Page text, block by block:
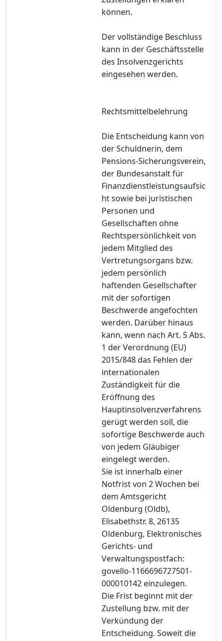
können.
Der vollständige Beschluss
kann in der Geschäftsstelle
des Insolvenzgerichts
eingesehen werden.
Rechtsmittelbelehrung
Die Entscheidung kann von
der Schuldnerin, dem
Pensions-Sicherungsverein,
der Bundesanstalt für
Finanzdienstleistungsaufsic
ht sowie bei juristischen
Personen und
Gesellschaften ohne
Rechtspersönlichkeit von
jedem Mitglied des
Vertretungsorgans bzw.
jedem persönlich
haftenden Gesellschafter
mit der sofortigen
Beschwerde angefochten
werden. Darüber hinaus
kann, wenn nach Art. 5 Abs.
1 der Verordnung (EU)
2015/848 das Fehlen der
internationalen
Zuständigkeit für die
Eröffnung des
Hauptinsolvenzverfahrens
gerügt werden soll, die
sofortige Beschwerde auch
von jedem Gläubiger
eingelegt werden.
Sie ist innerhalb einer
Notfrist von 2 Wochen bei
dem Amtsgericht
Oldenburg (Oldb),
Elisabethstr. 8, 26135
Oldenburg, Elektronisches
Gerichts- und
Verwaltungspostfach:
govello-1166696727501-
000010142 einzulegen.
Die Frist beginnt mit der
Zustellung bzw. mit der
Verkündung der
Entscheidung. Soweit die